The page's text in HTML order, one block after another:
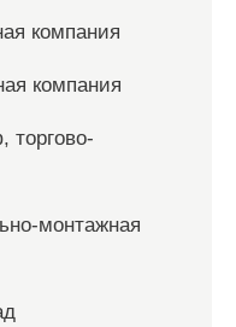
компания
компания
торгово-
монтажная